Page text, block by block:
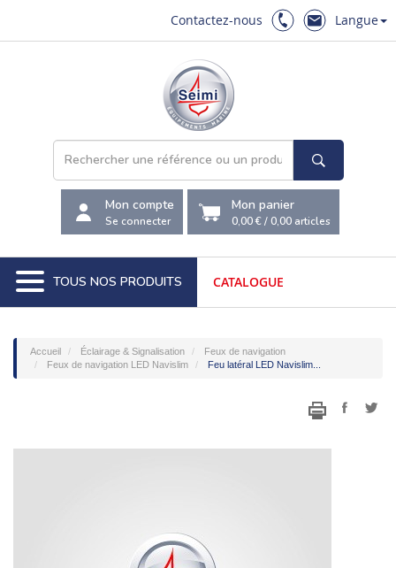
Contactez-nous Langue
Mon compte
Se connecter
Mon panier
0,00 €/0,00 articles
TOUS NOS PRODUITS CATALOGUE
Accueil Éclairage & Signalisation
Feux de navigation
Feux de navigation LED Navislim
Feu latéral LED Navislim...